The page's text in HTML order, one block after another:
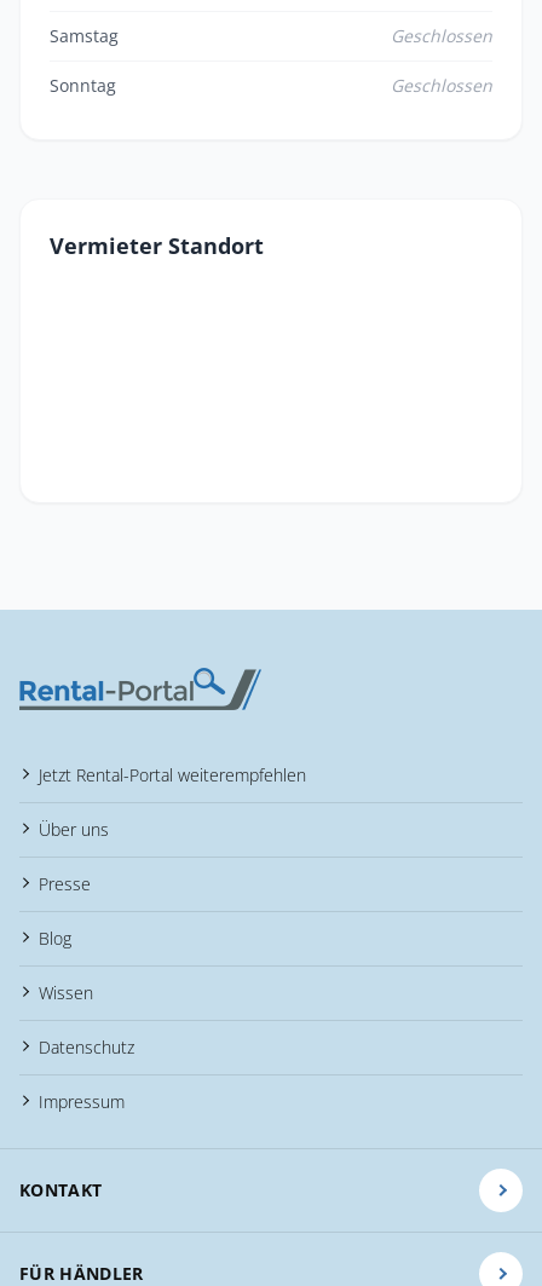
Samstag Geschlossen
Sonntag Geschlossen
Vermieter Standort
Jetzt Rental-Portal weiterempfehlen
Über uns
Presse
Blog
Wissen
Datenschutz
Impressum
KONTAKT
FÜR HÄNDLER